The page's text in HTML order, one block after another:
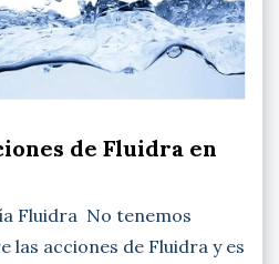
de Fluidra en
Fluidra No tenemos
las acciones de Fluidra y es